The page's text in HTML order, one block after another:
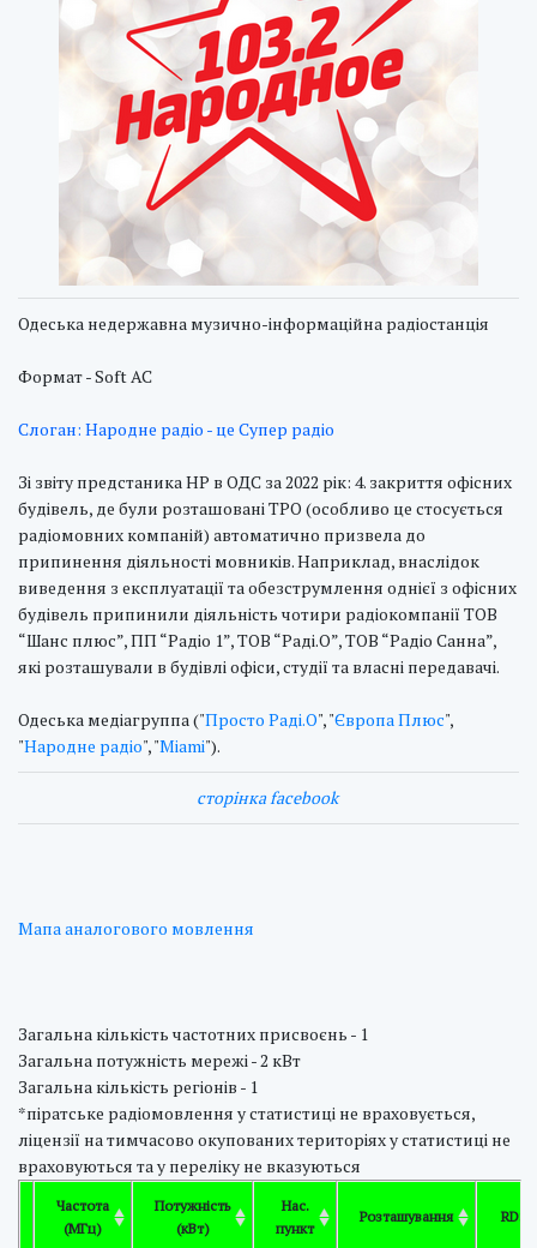
Одеська недержавна музично-інформаційна радіостанція
Формат - Soft AC
Слоган: Народне радіо - це Супер радіо
Зі звіту предстаника НР в ОДС за 2022 рік: 4. закриття офісних
будівель, де були розташовані ТРО (особливо це стосується
радіомовних компаній) автоматично призвела до
припинення діяльності мовників. Наприклад, внаслідок
виведення з експлуатації та обезструмлення однієї з офісних
будівель припинили діяльність чотири радіокомпанії ТОВ
“Шанс плюс”, ПП “Радіо 1”, ТОВ “Раді.О”, ТОВ “Радіо Санна”,
які розташували в будівлі офіси, студії та власні передавачі.
Одеська медіагруппа ("Просто Раді.О", "Європа Плюс",
"Народне радіо", "Miami").
сторінка facebook
Мапа аналогового мовлення
Загальна кількість частотних присвоєнь - 1
Загальна потужність мережі - 2 кВт
Загальна кількість регіонів - 1
*піратське радіомовлення у статистиці не враховується,
ліцензії на тимчасово окупованих територіях у статистиці не
враховуються та у переліку не вказуються
Частота
(МГц)
Потужність
(кВт)
Нас.
пункт
Розташування RDS